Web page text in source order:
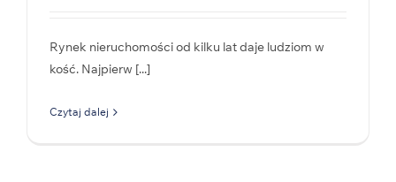
Rynek nieruchomości od kilku lat daje ludziom w
kość. Najpierw [...]
Czytaj dalej